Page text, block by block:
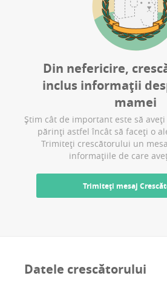
Din nefericire,
inclus informații
mamei
Știm cât de important este să
părinți astfel încât să faceți o
Trimiteți crescătorului un
informațiile de care
Trimiteți mesaj
Datele crescătorului